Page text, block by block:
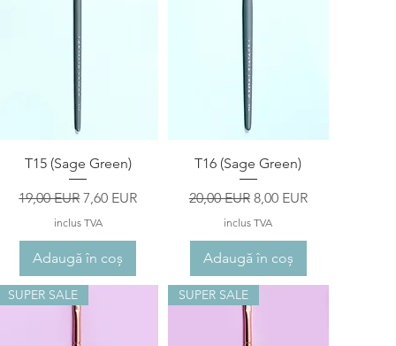
Afișare rapidă
T15 (Sage Green)
Preț normal
19,00 EURPreț redus
7,60 EUR
inclus TVA
Adaugă în coș
Afișare rapidă
T16 (Sage Green)
Preț normal
20,00 EUR Preț redus
8,00 EUR
inclus TVA
Adaugă în coș
SUPER SALE SUPER SALE